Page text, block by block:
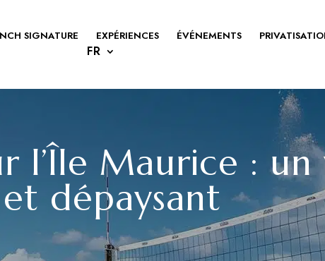
SIGNATURE EXPÉRIENCES ÉVÉNEMENTS
l’Île Maurice : un
dépaysant